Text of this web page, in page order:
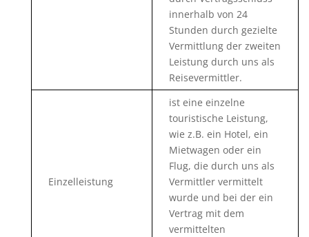
innerhalb von 24
Stunden durch gezielte
Vermittlung der zweiten
Leistung durch uns als
Reisevermittler.
Einzelleistung
ist eine einzelne
touristische Leistung,
wie z.B. ein Hotel, ein
Mietwagen oder ein
Flug, die durch uns als
Vermittler vermittelt
wurde und bei der ein
Vertrag mit dem
vermittelten